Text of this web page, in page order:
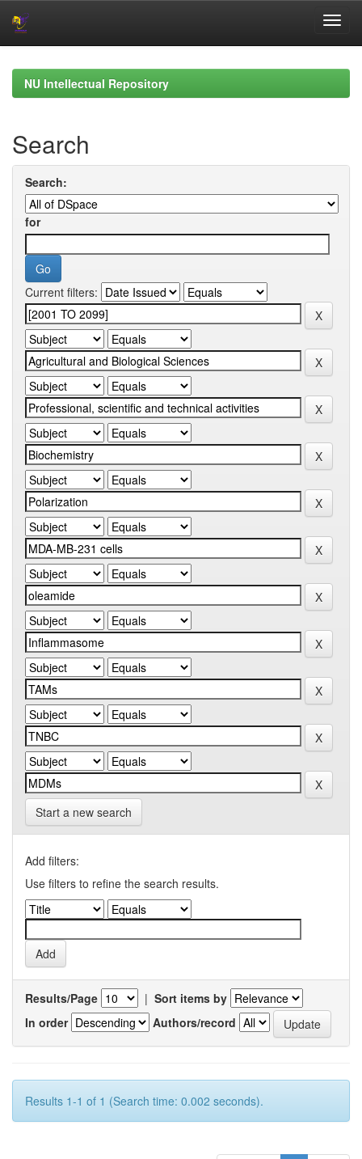
navigationNU Intellectual Repository
Search
Search:
for
Current filters:
Start a new search
Add filters:
Use filters to refine the search results.
Results/Page | Sort items by
In order
Authors/record
Results 1-1 of 1 (Search time: 0.002 seconds).